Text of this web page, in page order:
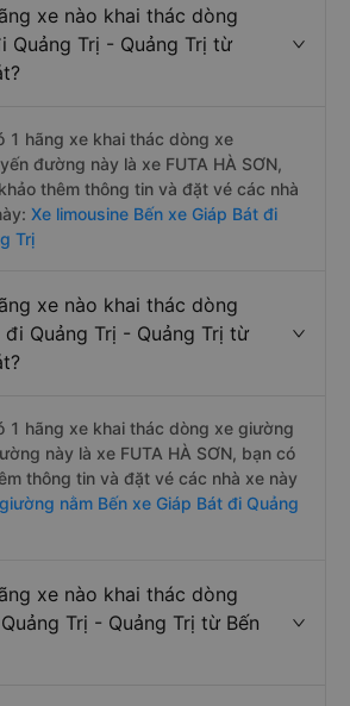
xe nào khai thác dòng
Quảng Trị - Quảng Trị từ
1 hãng xe khai thác dòng xe
đường này là xe FUTA HÀ SƠN,
thêm thông tin và đặt vé các nhà
Xe limousine Bến xe Giáp Bát đi
Trị
xe nào khai thác dòng
Quảng Trị - Quảng Trị từ
1 hãng xe khai thác dòng xe giường
này là xe FUTA HÀ SƠN, bạn có
thông tin và đặt vé các nhà xe này
nằm Bến xe Giáp Bát đi Quảng
xe nào khai thác dòng
Trị - Quảng Trị từ Bến